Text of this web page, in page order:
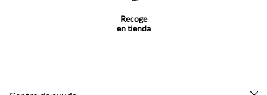
Recoge
en tienda